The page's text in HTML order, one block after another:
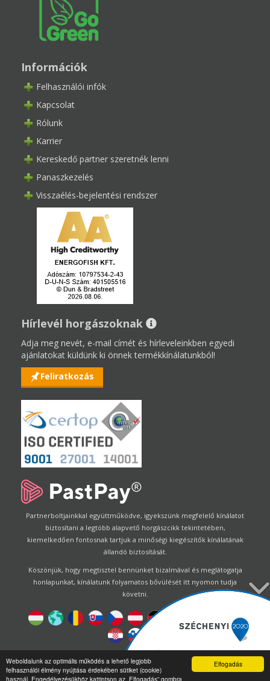
Elfogadás
Weboldalunk az optimális működés a lehető legjobb
felhasználói élmény nyújtása érdekében sütiket (cookie)
használ. Engedélyezésükhöz kattintson az „Elfogadás” gombra.
Információk
Felhasználói infók
Kapcsolat
Rólunk
Karrier
Kereskedő partner szeretnék lenni
Panaszkezelés
Visszaélés-bejelentési rendszer
Hírlevél horgászoknak
Adja meg nevét, e-mail címét és hírleveleinkben egyedi
ajánlatokat küldünk ki önnek termékkínálatunkból!
Feliratkozás
Partnerboltjainkkal együttműködve, igyekszünk megfelelő kínálatot
biztosítani a legtöbb alapvető horgászcikk tekintetében,
kiemelkedően fontosnak tartjuk a minőségi kiegészítők kínálatának
állandó biztosítását.
Köszönjük, hogy megtisztel bennünket bizalmával és meglátogatja
honlapunkat, kínálatunk folyamatos bővülését itt nyomon tudja
követni.
Designed by Energofish Kft
Oldalmotor:CWBbyGloobus Software Developement|